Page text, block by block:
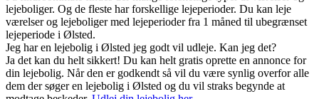
lejeboliger. Og de fleste har forskellige lejeperioder. Du kan leje
værelser og lejeboliger med lejeperioder fra 1 måned til ubegrænset
lejeperiode i Ølsted.
Jeg har en lejebolig i Ølsted jeg godt vil udleje. Kan jeg det?
Ja det kan du helt sikkert! Du kan helt gratis oprette en annonce for
din lejebolig. Når den er godkendt så vil du være synlig overfor alle
dem der søger en lejebolig i Ølsted og du vil straks begynde at